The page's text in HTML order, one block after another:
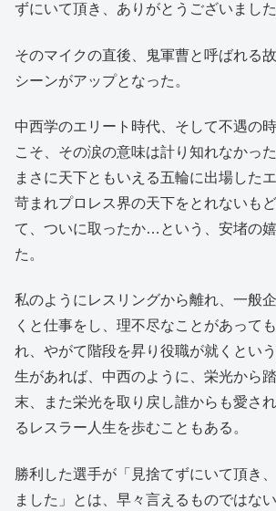
ずにいて頂き、ありがとうございました!
そのマイクの直後、鬼軍曹と呼ばれる
シーンがアップとなった。
中西学のエリート時代、そして不遇の
こそ、その涙の意味は計り知れなかっ
まさに天下ともいえる五輪に出場した
苛まれプロレス界の天下をとれないも
て、ついに取ったか…という、安堵の
た。
私のようにレスリングから離れ、一般
くと仕事をし、理不尽なことがあって
れ、やがて階段を昇り役職が就くとい
生があれば、中西のように、栄光から
末、また栄光を取り戻し誰からも愛さ
るレスラー人生を歩むこともある。
勝利した選手が「見捨てずにいて頂き
ました」とは、早々言えるものではない